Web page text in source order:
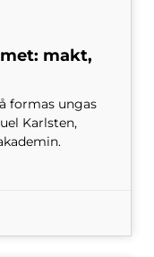
makt,
formas ungas
Karlsten,